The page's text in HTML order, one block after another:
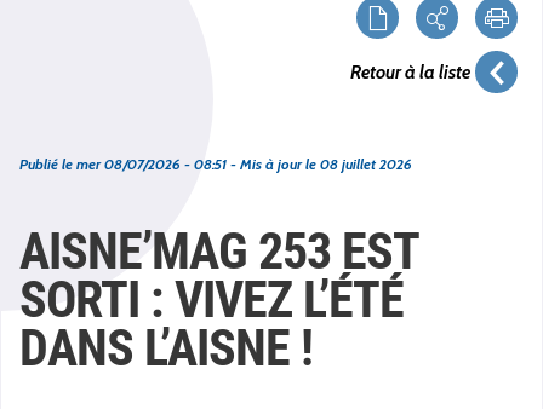
Retour à la liste
Publié le mer 08/07/2026 - 08:51 - Mis à jour le 08 juillet 2026
AISNE’MAG 253 EST
SORTI : VIVEZ L’ÉTÉ
DANS L’AISNE !